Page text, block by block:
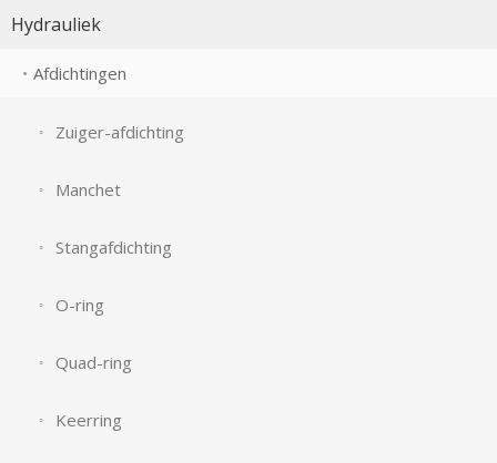
Hydrauliek
Afdichtingen
Zuiger-afdichting
Manchet
Stangafdichting
O-ring
Quad-ring
Keerring